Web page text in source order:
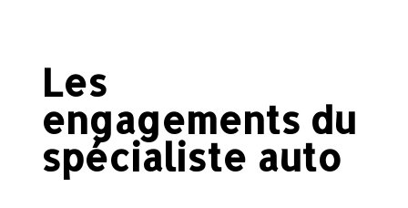
Les
engagements du
spécialiste auto